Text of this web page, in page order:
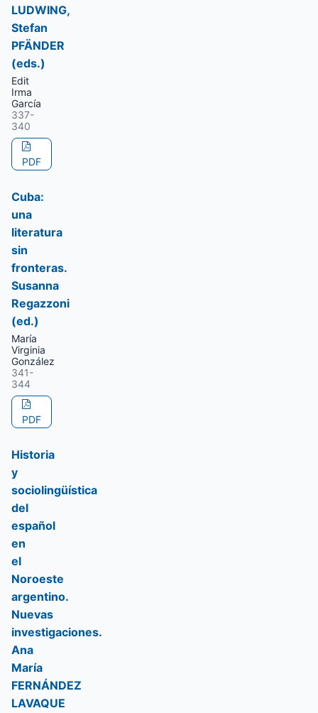
LUDWING,
Stefan
PFÄNDER
(eds.)
Edit
Irma
García
337-
340
PDF
Cuba:
una
literatura
sin
fronteras.
Susanna
Regazzoni
(ed.)
María
Virginia
González
341-
344
PDF
Historia
y
sociolingüística
del
español
en
el
Noroeste
argentino.
Nuevas
investigaciones.
Ana
María
FERNÁNDEZ
LAVAQUE